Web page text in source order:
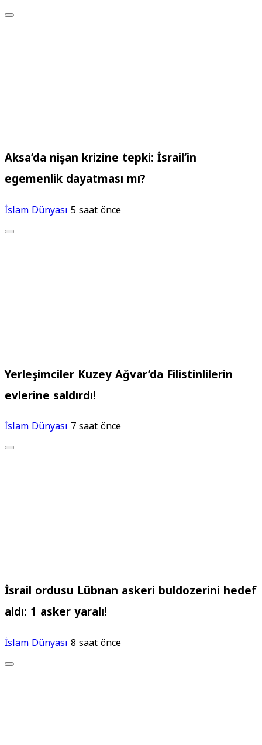
Aksa’da nişan krizine tepki: İsrail’in
egemenlik dayatması mı?
İslam Dünyası5 saat önce
Yerleşimciler Kuzey Ağvar’da Filistinlilerin
evlerine saldırdı!
İslam Dünyası7 saat önce
İsrail ordusu Lübnan askeri buldozerini hedef
aldı: 1 asker yaralı!
İslam Dünyası8 saat önce